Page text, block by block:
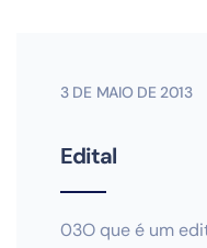
3 DE MAIO DE 2013
Edital
03O que é um